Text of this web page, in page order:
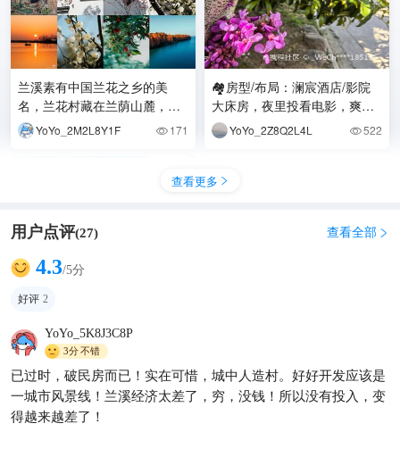
兰溪素有中国兰花之乡的美
名，兰花村藏在兰荫山麓，免
费入园超好逛。整片园区都是
白墙马头墙江南院落，小桥
YoYo_2M2L8Y1F  171
2小时高铁圈｜挖到4个小众慢
城！月薪3k也能当周末贵族🏰
🏘️房型/布局：澜宸酒店/影院
大床房，夜里投看电影，爽歪
歪！ 🧹隔音/卫生：隔音不错
👌/卫生非常好👌
YoYo_2Z8Q2L4L 522
查看更多 
用户点评(27) 查看全部 
4.3/5分
好评 2
YoYo_5K8J3C8P
3分不错
已过时，破民房而已！实在可惜，城中人造村。好好开发应该是
一城市风景线！兰溪经济太差了，穷，没钱！所以没有投入，变
得越来越差了！